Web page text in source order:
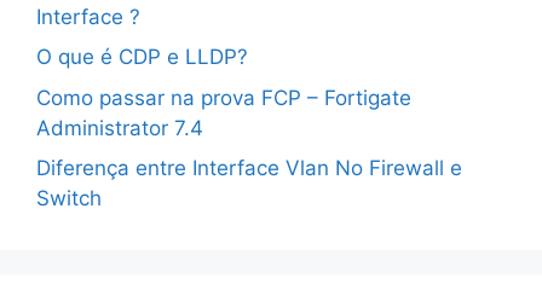
Interface ?
O que é CDP e LLDP?
Como passar na prova FCP – Fortigate
Administrator 7.4
Diferença entre Interface Vlan No Firewall e
Switch